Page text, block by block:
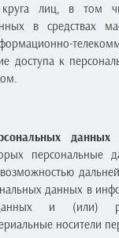
круга лиц, в том
в средствах
доступа к
данных
персональные
данных в
и (или)
носители